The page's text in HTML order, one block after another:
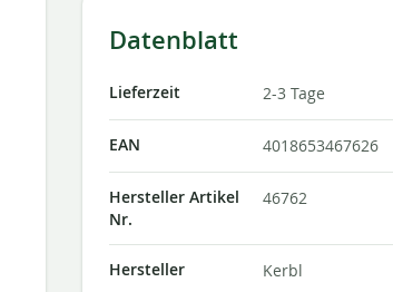
Datenblatt
Lieferzeit 2-3 Tage
EAN 4018653467626
Hersteller Artikel
Nr.
46762
Hersteller Kerbl